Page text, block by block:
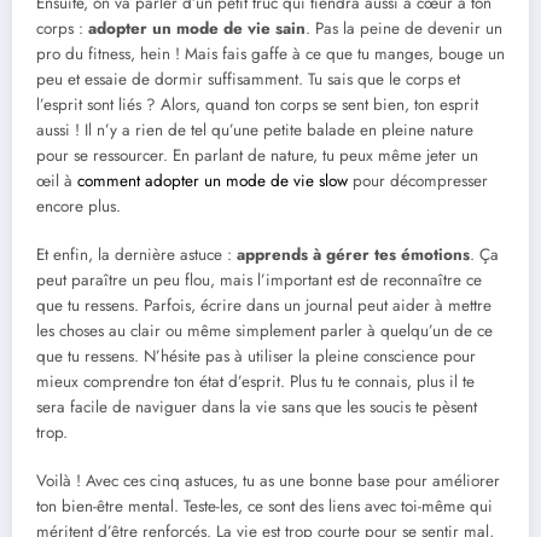
corps : adopter un mode de vie sain. Pas la peine de devenir un
pro du fitness, hein ! Mais fais gaffe à ce que tu manges, bouge un
peu et essaie de dormir suffisamment. Tu sais que le corps et
l’esprit sont liés ? Alors, quand ton corps se sent bien, ton esprit
aussi ! Il n’y a rien de tel qu’une petite balade en pleine nature
pour se ressourcer. En parlant de nature, tu peux même jeter un
œil à comment adopter un mode de vie slow pour décompresser
encore plus.
Et enfin, la dernière astuce : apprends à gérer tes émotions. Ça
peut paraître un peu flou, mais l’important est de reconnaître ce
que tu ressens. Parfois, écrire dans un journal peut aider à mettre
les choses au clair ou même simplement parler à quelqu’un de ce
que tu ressens. N’hésite pas à utiliser la pleine conscience pour
mieux comprendre ton état d’esprit. Plus tu te connais, plus il te
sera facile de naviguer dans la vie sans que les soucis te pèsent
trop.
Voilà ! Avec ces cinq astuces, tu as une bonne base pour améliorer
ton bien-être mental. Teste-les, ce sont des liens avec toi-même qui
méritent d’être renforcés. La vie est trop courte pour se sentir mal,